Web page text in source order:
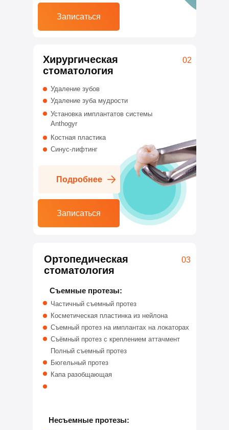
Ортопедическая
стоматология
Частичный съемный протез
Косметическая пластинка из нейлона
Съемный протез на имплантах на локаторах
Съёмный протез с креплением аттачмент
Полный съемный протез
Бюгельный протез
Капа разобщающая
Хирургическая
стоматология
03
02
Записаться
Подробнее
Съемные протезы:
Несъемные протезы:
Удаление зубов
Удаление зуба мудрости
Установка имплантатов системы
Anthogyr
Костная пластика
Синус-лифтинг
Записаться